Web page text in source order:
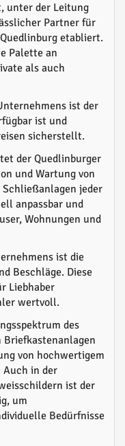
unter der Leitung
Partner für
etabliert.
Palette an
als auch
ist der
ist und
sicherstellt.
der Quedlinburger
und Wartung von
jeder
anpassbar und
Wohnungen und
ist die
Beschläge. Diese
Liebhaber
wertvoll.
des
von hochwertigem
Auch in der
ist der
um
Bedürfnisse